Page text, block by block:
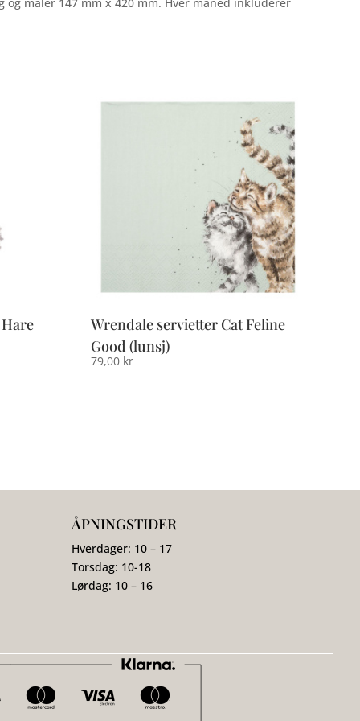
Wrendale servietter Cat Feline
Good (lunsj)
79,00 kr
ÅPNINGSTIDER
Hverdager: 10 – 17
Torsdag: 10-18
Lørdag: 10 – 16